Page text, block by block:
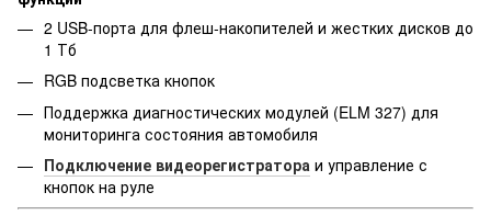
2 USB-порта для флеш-накопителей и жестких дисков до
1 Тб
RGB подсветка кнопок
Поддержка диагностических модулей (ELM 327) для
мониторинга состояния автомобиля
Подключение видеорегистратора и управление с
кнопок на руле